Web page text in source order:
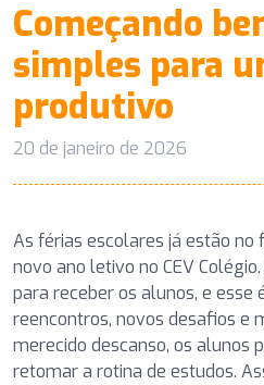
Começando
simples para
produtivo
20 de janeiro de 2026
As férias escolares já estão no
novo ano letivo no CEV
para receber os alunos, e esse
reencontros, novos desafios e
merecido descanso, os alunos
retomar a rotina de estudos.